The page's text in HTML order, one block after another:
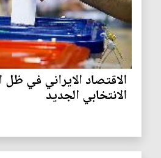
الاقتصاد الايراني في
الانتخابي الجديد